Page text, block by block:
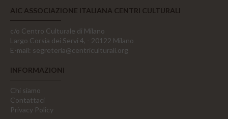
AIC ASSOCIAZIONE ITALIANA CENTRI CULTURALI
c/o Centro Culturale di Milano
Largo Corsia dei Servi 4, - 20122 Milano
E-mail: segreteria@centriculturali.org
INFORMAZIONI
Chi siamo
Contattaci
Privacy Policy